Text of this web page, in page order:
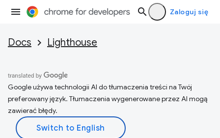
Zaloguj się
Docs Lighthouse
Google używa technologii AI do tłumaczenia treści na Twój
preferowany język. Tłumaczenia wygenerowane przez AI mogą
zawierać błędy.